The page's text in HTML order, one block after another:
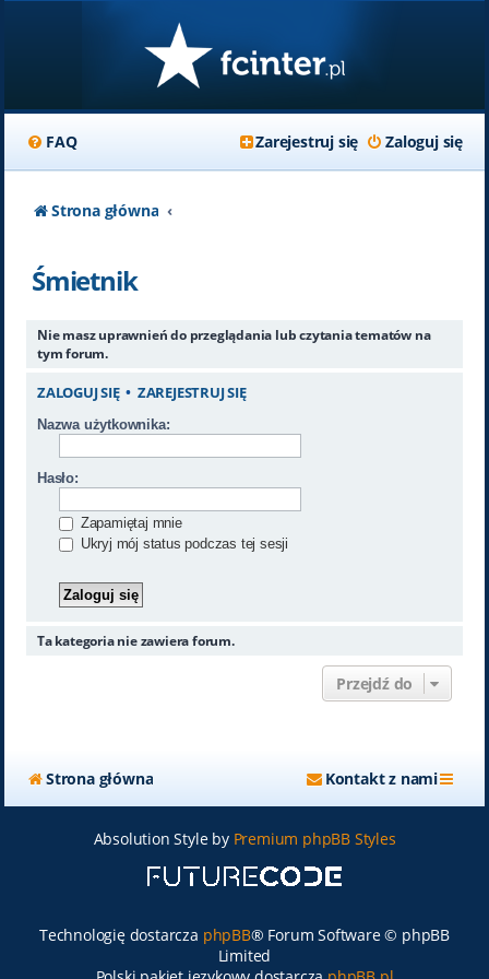
FAQ Zaloguj się
Zarejestruj się
Strona główna
Śmietnik
Nie masz uprawnień do przeglądania lub czytania tematów na
tym forum.
ZALOGUJ SIĘ• ZAREJESTRUJ SIĘ
Nazwa użytkownika:
Hasło:
Zapamiętaj mnie
Ukryj mój status podczas tej sesji
Ta kategoria nie zawiera forum.
Przejdź do
Strona główna Kontakt z nami
Absolution Style by Premium phpBB Styles
Technologię dostarcza phpBB® Forum Software © phpBB
Limited